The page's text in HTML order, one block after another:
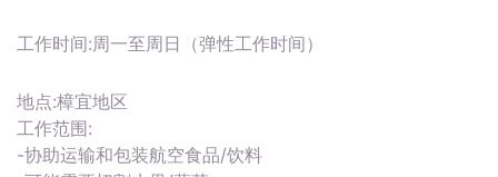
工作时间:周一至周日（弹性工作时间）
地点:樟宜地区
工作范围:
-协助运输和包装航空食品/饮料